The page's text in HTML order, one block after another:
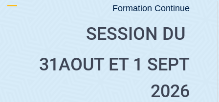
Formation Continue
SESSION DU
31AOUT ET 1 SEPT
2026